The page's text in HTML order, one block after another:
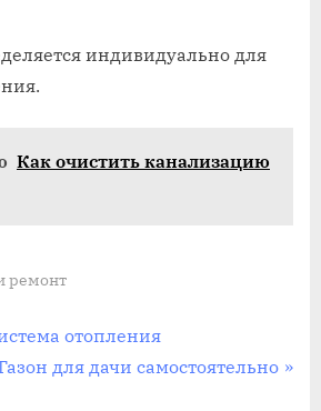
индивидуально для
Как очистить канализацию
ремонт
отопления
С
Газон для дачи самостоятельно